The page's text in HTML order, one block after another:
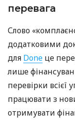
перевага
Слово
додатковими
для Done це
лише
перевірки
працювати з
отримувати